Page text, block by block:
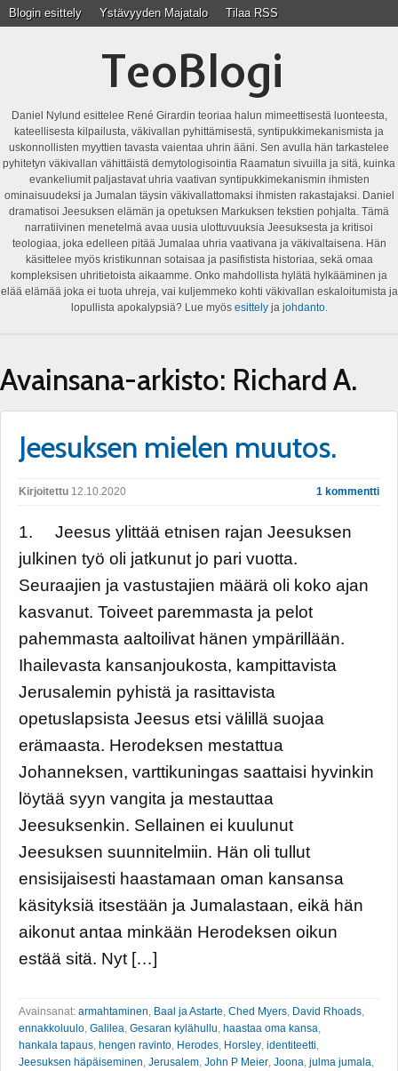
Blogin esittely Ystävyyden Majatalo Tilaa RSS
TeoBlogi
Daniel Nylund esittelee René Girardin teoriaa halun mimeettisestä luonteesta,
kateellisesta kilpailusta, väkivallan pyhittämisestä, syntipukkimekanismista ja
uskonnollisten myyttien tavasta vaientaa uhrin ääni. Sen avulla hän tarkastelee
pyhitetyn väkivallan vähittäistä demytologisointia Raamatun sivuilla ja sitä, kuinka
evankeliumit paljastavat uhria vaativan syntipukkimekanismin ihmisten
ominaisuudeksi ja Jumalan täysin väkivallattomaksi ihmisten rakastajaksi. Daniel
dramatisoi Jeesuksen elämän ja opetuksen Markuksen tekstien pohjalta. Tämä
narratiivinen menetelmä avaa uusia ulottuvuuksia Jeesuksesta ja kritisoi
teologiaa, joka edelleen pitää Jumalaa uhria vaativana ja väkivaltaisena. Hän
käsittelee myös kristikunnan sotaisaa ja pasifistista historiaa, sekä omaa
kompleksisen uhritietoista aikaamme. Onko mahdollista hylätä hylkääminen ja
elää elämää joka ei tuota uhreja, vai kuljemmeko kohti väkivallan eskaloitumista ja
lopullista apokalypsiä? Lue myös esittelyja johdanto.
Avainsana-arkisto: Richard A.
Jeesuksen mielen muutos.
Kirjoitettu 12.10.2020 1 kommentti
1. Jeesus ylittää etnisen rajan Jeesuksen
julkinen työ oli jatkunut jo pari vuotta.
Seuraajien ja vastustajien määrä oli koko ajan
kasvanut. Toiveet paremmasta ja pelot
pahemmasta aaltoilivat hänen ympärillään.
Ihailevasta kansanjoukosta, kampittavista
Jerusalemin pyhistä ja rasittavista
opetuslapsista Jeesus etsi välillä suojaa
erämaasta. Herodeksen mestattua
Johanneksen, varttikuningas saattaisi hyvinkin
löytää syyn vangita ja mestauttaa
Jeesuksenkin. Sellainen ei kuulunut
Jeesuksen suunnitelmiin. Hän oli tullut
ensisijaisesti haastamaan oman kansansa
käsityksiä itsestään ja Jumalastaan, eikä hän
aikonut antaa minkään Herodeksen oikun
estää sitä. Nyt […]
Avainsanat: armahtaminen Baal ja Astarte Ched Myers David Rhoads
ennakkoluulo Galilea Gesaran kylähullu haastaa oma kansa
hankala tapaus hengen ravinto Herodes Horsley identiteetti
Jeesuksen häpäiseminen Jerusalem John P Meier Joona julma jumala